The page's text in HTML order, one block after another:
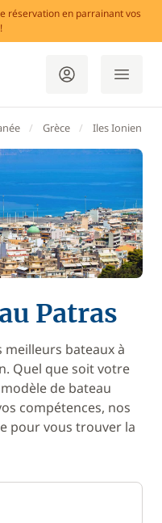
réservation en parrainant vos
Grèce Iles Ioniennes
Patras
meilleurs bateaux à
Quel que soit votre
de bateau
compétences, nos
pour vous trouver la